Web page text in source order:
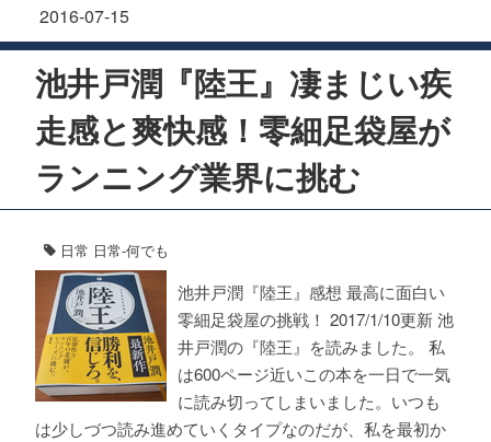
2016-07-15
池井戸潤『陸王』凄まじい疾
走感と爽快感！零細足袋屋が
ランニング業界に挑む
日常 日常-何でも
池井戸潤『陸王』感想 最高に面白い
零細足袋屋の挑戦！ 2017/1/10更新 池
井戸潤の『陸王』を読みました。 私
は600ページ近いこの本を一日で一気
に読み切ってしまいました。いつも
は少しづつ読み進めていくタイプなのだが、私を最初か